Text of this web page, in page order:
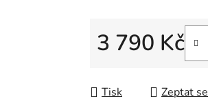
3 790 Kč
Tisk Zeptat se